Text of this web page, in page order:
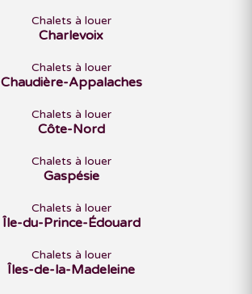
Chalets à louer
Charlevoix
Chalets à louer
Chaudière-Appalaches
Chalets à louer
Côte-Nord
Chalets à louer
Gaspésie
Chalets à louer
Île-du-Prince-Édouard
Chalets à louer
Îles-de-la-Madeleine